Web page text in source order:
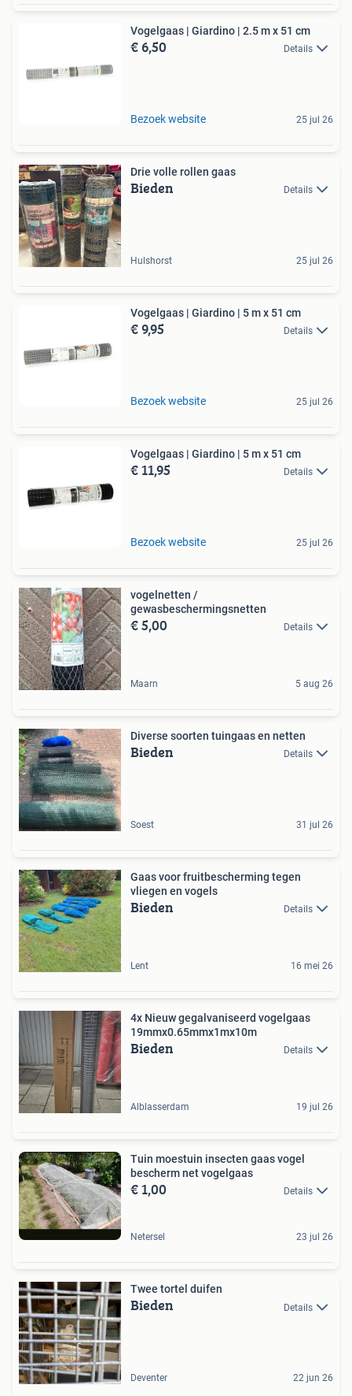
Vogelgaas | Giardino | 2.5 m x 51 cm
€ 6,50 Details
Bezoek website 25 jul 26
Drie volle rollen gaas
Bieden Details
Hulshorst 25 jul 26
Vogelgaas | Giardino | 5 m x 51 cm
€ 9,95 Details
Bezoek website 25 jul 26
Vogelgaas | Giardino | 5 m x 51 cm
€ 11,95 Details
Bezoek website 25 jul 26
vogelnetten /
gewasbeschermingsnetten
€ 5,00 Details
Maarn 5 aug 26
Diverse soorten tuingaas en netten
Bieden Details
Soest 31 jul 26
Gaas voor fruitbescherming tegen
vliegen en vogels
Bieden Details
Lent 16 mei 26
4x Nieuw gegalvaniseerd vogelgaas
19mmx0.65mmx1mx10m
Bieden Details
Alblasserdam 19 jul 26
Tuin moestuin insecten gaas vogel
bescherm net vogelgaas
€ 1,00 Details
Netersel 23 jul 26
Twee tortel duifen
Bieden Details
Deventer 22 jun 26